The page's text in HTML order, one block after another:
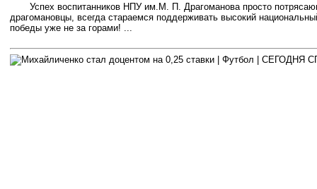
Успех воспитанников НПУ им. М. П. Драгоманова просто
драгомановцы, всегда стараемся поддерживать высокий
победы уже не за горами! ...